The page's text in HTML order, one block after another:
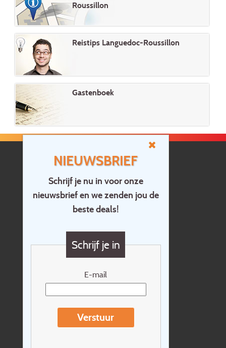
NIEUWSBRIEF
Schrijf je nu in voor onze
nieuwsbrief en we zenden jou de
beste deals!
Schrijf je in
E-mail
Verstuur
Roussillon
Reistips Languedoc-Roussillon
Gastenboek
Home
Contact
Vragen?
Cadeaubon
Nieuwsbrief
Reisvoorwaarden